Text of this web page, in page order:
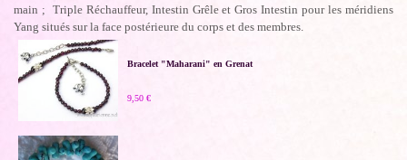
main ; Triple Réchauffeur, Intestin Grêle et Gros Intestin pour les méridiens
Yang situés sur la face postérieure du corps et des membres.
Bracelet "Maharani" en Grenat
9,50 €